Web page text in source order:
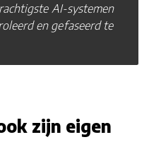
AI-systemen
en gefaseerd te
zijn eigen